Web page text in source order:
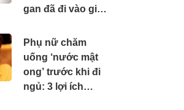
gan đã đi vào giai
khám gấp
Phụ nữ chăm
uống ‘nước mật
ong’ trước khi đi
ngủ: 3 lợi ích